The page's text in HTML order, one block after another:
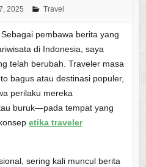
2025 Travel
pembawa berita yang
di Indonesia, saya
telah berubah. Traveler masa
bagus atau destinasi populer,
perilaku mereka
buruk—pada tempat yang
etika traveler
sering kali muncul berita